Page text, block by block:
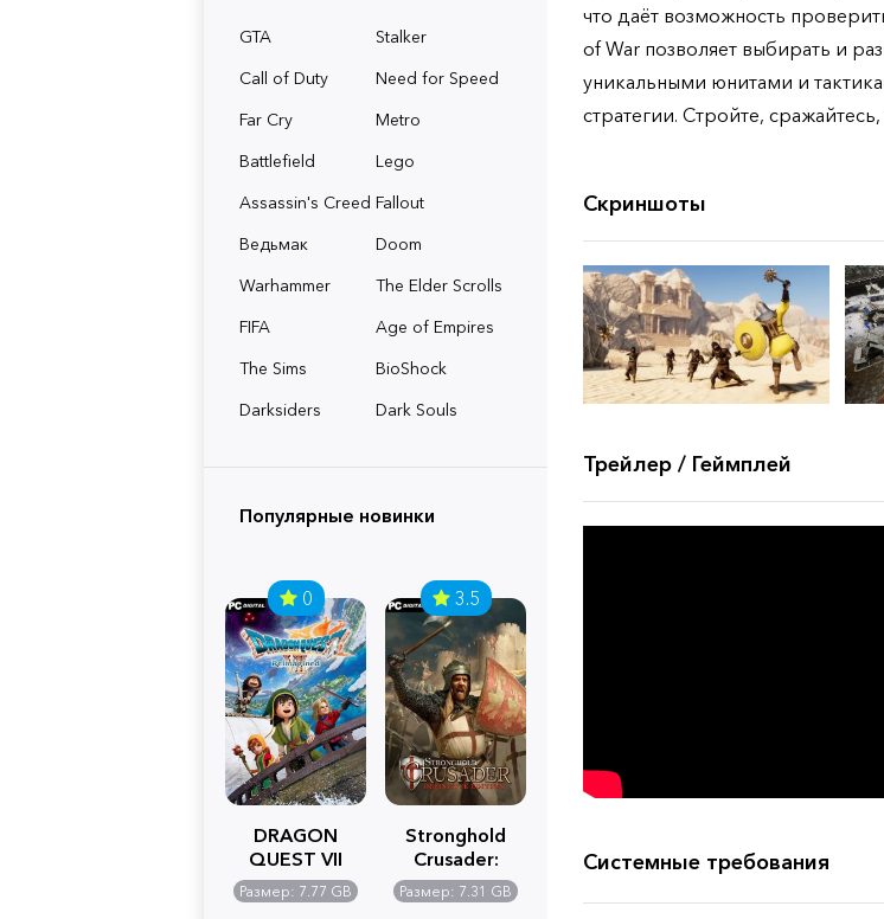
GTA
Stalker
Call of Duty
Need for Speed
Far Cry
Metro
Battlefield
Lego
Assassin's Creed Fallout
Ведьмак
Doom
Warhammer
The Elder Scrolls
FIFA
Age of Empires
The Sims
BioShock
Darksiders
Dark Souls
Популярные новинки
0
DRAGON
QUEST VII
Reimagined
Размер: 7.77 GB
3.5
Stronghold
Crusader:
Definitive
Edition
Размер: 7.31 GB
что даёт возможность
of War позволяет выбирать и
уникальными юнитами и
стратегии. Стройте,
Скриншоты
Трейлер / Геймплей
Системные требования